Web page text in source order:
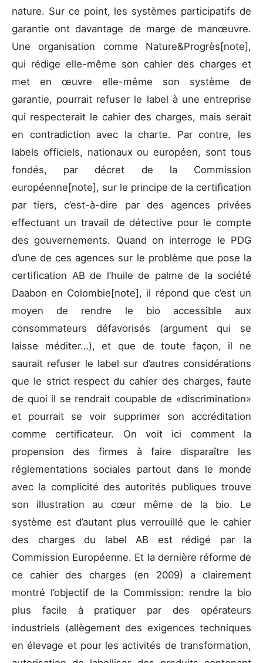
nature. Sur ce point, les systèmes participatifs de
garantie ont davantage de marge de manœuvre.
Une organisation comme Nature&Progrès[note],
qui rédige elle-même son cahier des charges et
met en œuvre elle-même son système de
garantie, pourrait refuser le label à une entreprise
qui respecterait le cahier des charges, mais serait
en contradiction avec la charte. Par contre, les
labels officiels, nationaux ou européen, sont tous
fondés, par décret de la Commission
européenne[note], sur le principe de la certification
par tiers, c’est-à-dire par des agences privées
effectuant un travail de détective pour le compte
des gouvernements. Quand on interroge le PDG
d’une de ces agences sur le problème que pose la
certification AB de l’huile de palme de la société
Daabon en Colombie[note], il répond que c’est un
moyen de rendre le bio accessible aux
consommateurs défavorisés (argument qui se
laisse méditer…), et que de toute façon, il ne
saurait refuser le label sur d’autres considérations
que le strict respect du cahier des charges, faute
de quoi il se rendrait coupable de «discrimination»
et pourrait se voir supprimer son accréditation
comme certificateur. On voit ici comment la
propension des firmes à faire disparaître les
réglementations sociales partout dans le monde
avec la complicité des autorités publiques trouve
son illustration au cœur même de la bio. Le
système est d’autant plus verrouillé que le cahier
des charges du label AB est rédigé par la
Commission Européenne. Et la dernière réforme de
ce cahier des charges (en 2009) a clairement
montré l’objectif de la Commission: rendre la bio
plus facile à pratiquer par des opérateurs
industriels (allègement des exigences techniques
en élevage et pour les activités de transformation,